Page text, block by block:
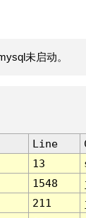
未启动。
Line
13
1548
211